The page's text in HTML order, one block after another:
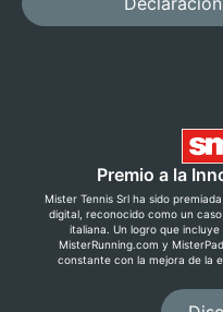
Premio a la
Mister Tennis Srl ha sido
digital, reconocido como un
italiana. Un logro que
MisterRunning.com y
constante con la mejora de la